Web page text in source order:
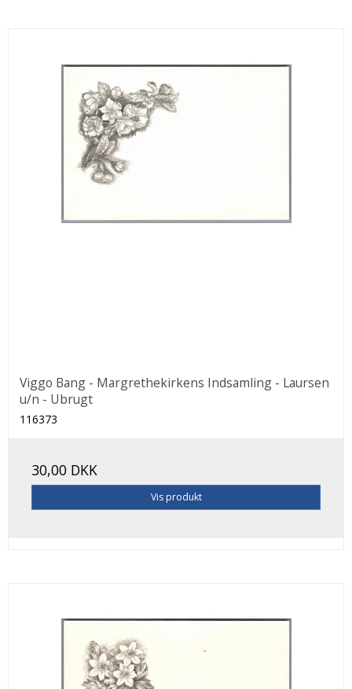
Viggo Bang - Margrethekirkens Indsamling - Laursen
u/n - Ubrugt
116373
30,00 DKK
Vis produkt